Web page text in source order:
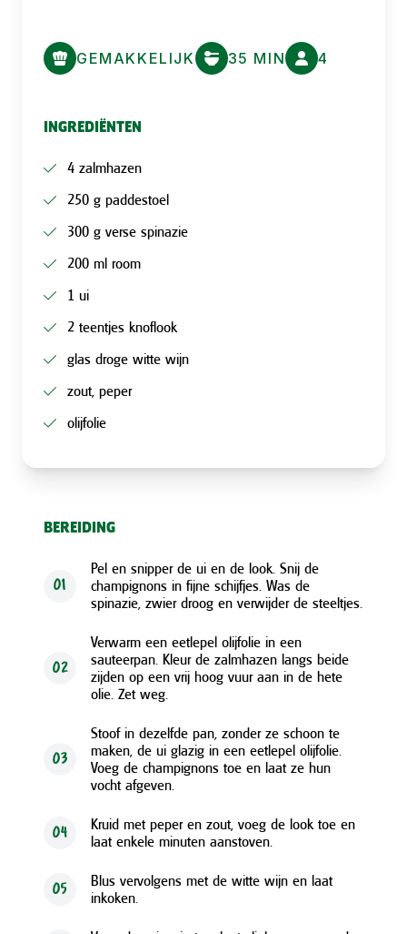
GEMAKKELIJK 35 MIN 4
INGREDIËNTEN
4 zalmhazen
250 g paddestoel
300 g verse spinazie
200 ml room
1 ui
2 teentjes knoflook
glas droge witte wijn
zout, peper
olijfolie
BEREIDING
01
Pel en snipper de ui en de look. Snij de
champignons in fijne schijfjes. Was de
spinazie, zwier droog en verwijder de steeltjes.
02
Verwarm een eetlepel olijfolie in een
sauteerpan. Kleur de zalmhazen langs beide
zijden op een vrij hoog vuur aan in de hete
olie. Zet weg.
03
Stoof in dezelfde pan, zonder ze schoon te
maken, de ui glazig in een eetlepel olijfolie.
Voeg de champignons toe en laat ze hun
vocht afgeven.
04
Kruid met peper en zout, voeg de look toe en
laat enkele minuten aanstoven.
05
Blus vervolgens met de witte wijn en laat
inkoken.